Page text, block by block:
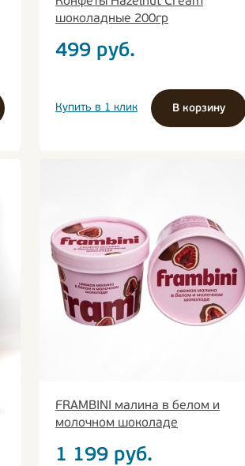
шоколадные 200гр
499 руб.
Купить в 1 клик В корзину
FRAMBINI малина в белом и
молочном шоколаде
1 199 руб.